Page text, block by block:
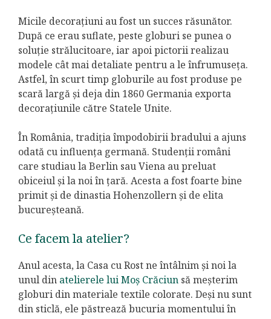
Micile decorațiuni au fost un succes răsunător.
După ce erau suflate, peste globuri se punea o
soluție strălucitoare, iar apoi pictorii realizau
modele cât mai detaliate pentru a le înfrumuseța.
Astfel, în scurt timp globurile au fost produse pe
scară largă și deja din 1860 Germania exporta
decorațiunile către Statele Unite.
În România, tradiția împodobirii bradului a ajuns
odată cu influența germană. Studenții români
care studiau la Berlin sau Viena au preluat
obiceiul și la noi în țară. Acesta a fost foarte bine
primit și de dinastia Hohenzollern și de elita
bucureșteană.
Ce facem la atelier?
Anul acesta, la Casa cu Rost ne întâlnim și noi la
unul din atelierele lui Moș Crăciun să meșterim
globuri din materiale textile colorate. Deși nu sunt
din sticlă, ele păstrează bucuria momentului în